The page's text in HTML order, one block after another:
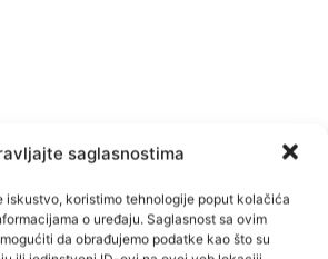
saglasnostima
iskustvo, koristimo tehnologije poput kolačića
o uređaju. Saglasnost sa ovim
da obrađujemo podatke kao što su